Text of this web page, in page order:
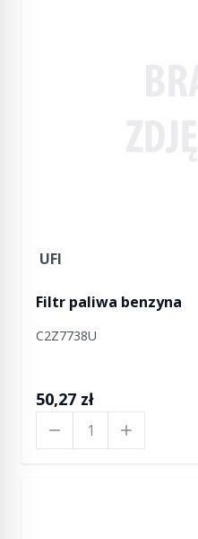
UFI
Filtr paliwa benzyna
C2Z7738U
50,27 zł